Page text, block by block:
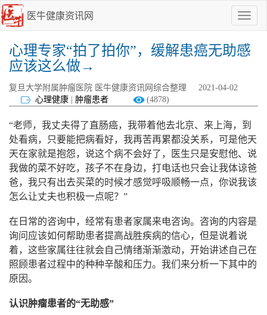
医牛健康资讯网
点
我
啊
心理专家“拍了拍你”，缓解患癌无助感
应该这么做→
复旦大学附属肿瘤医院 医牛健康资讯网综合整理
2021-04-02
心理健康
肿瘤患者 (4878)
“老师，我丈夫得了直肠癌，我带着他去北京、来上海，到
处看病，只要能把病看好，我再苦再累都没关系，可是他天
天在家就是抱怨，说这个病不会好了，医生只是安慰他、说
我做的菜不好吃，孩子不在身边，打电话也只会让我体谅爸
爸，我只有出去买菜的时候才感觉呼吸顺畅一点，你说我该
怎么让丈夫也积极一点呢？”
在日常的咨询中，经常有患者家属来电咨询。咨询的内容是
询问应该如何帮助患者提高战胜疾病的信心，但是说着说
着，这些家属往往就会自己情绪渐渐激动，开始讲述自己在
照顾患者过程中的种种辛酸和压力。我们来分析一下其中的
原因。
认识肿瘤患者的“无助感”